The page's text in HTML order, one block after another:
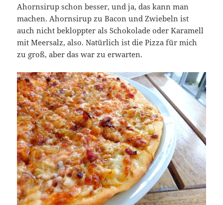
Ahornsirup schon besser, und ja, das kann man
machen. Ahornsirup zu Bacon und Zwiebeln ist
auch nicht bekloppter als Schokolade oder Karamell
mit Meersalz, also. Natürlich ist die Pizza für mich
zu groß, aber das war zu erwarten.